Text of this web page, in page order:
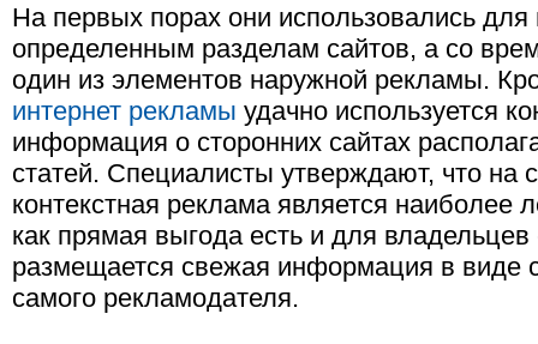
На первых порах они использовались
определенным разделам сайтов, а со
один из элементов наружной рекламы.
интернет рекламы удачно используется
информация о сторонних сайтах
статей. Специалисты утверждают, что на
контекстная реклама является наиболее
как прямая выгода есть и для владельцев
размещается свежая информация в виде
самого рекламодателя.